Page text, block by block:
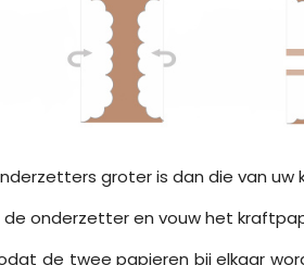
groter is dan die van uw
de onderzetter en vouw het
de twee papieren bij elkaar